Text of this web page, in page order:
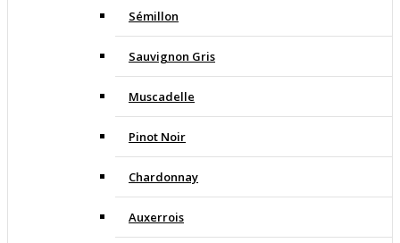
Sémillon
Sauvignon Gris
Muscadelle
Pinot Noir
Chardonnay
Auxerrois